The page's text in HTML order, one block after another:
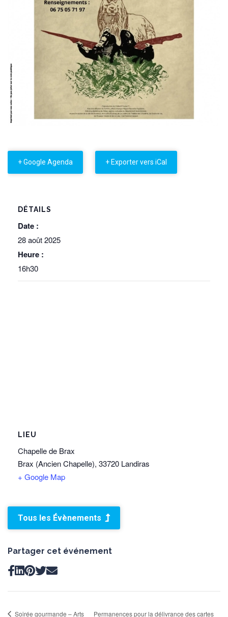
+ Google Agenda + Exporter vers iCal
DÉTAILS
Date :
28 août 2025
Heure :
16h30
LIEU
Chapelle de Brax
Brax (Ancien Chapelle), 33720 Landiras
+ Google Map
Tous les Évènements
Partager cet événement
Soirée gourmande – Arts Permanences pour la délivrance des cartes